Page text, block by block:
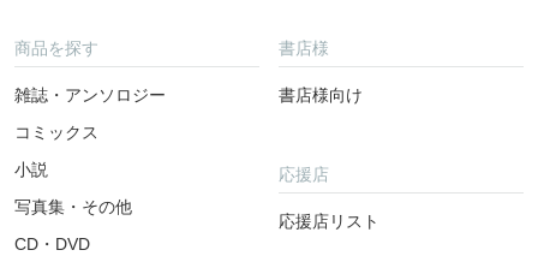
商品を探す
雑誌・アンソロジー
コミックス
小説
写真集・その他
CD・DVD
書店様
書店様向け
応援店
応援店リスト